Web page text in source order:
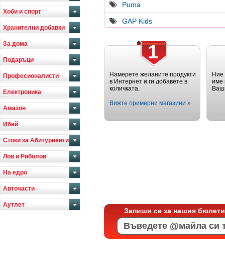
Хоби и спорт
Хранителни добавки
За дома
Подаръци
Професионалисти
Електроника
Амазон
Ибей
Стоки за Абитуриенти
Лов и Риболов
На едро
Авточасти
Аутлет
Puma
GAP Kids
1
Намерете желаните продукти
в Интернет и ги добавете в
количката.
Вижте примерни магазини »
име
Запиши се за нашия